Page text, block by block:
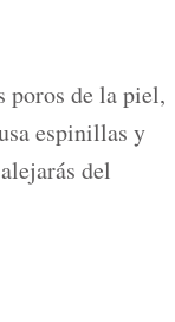
poros de la piel,
espinillas y
del